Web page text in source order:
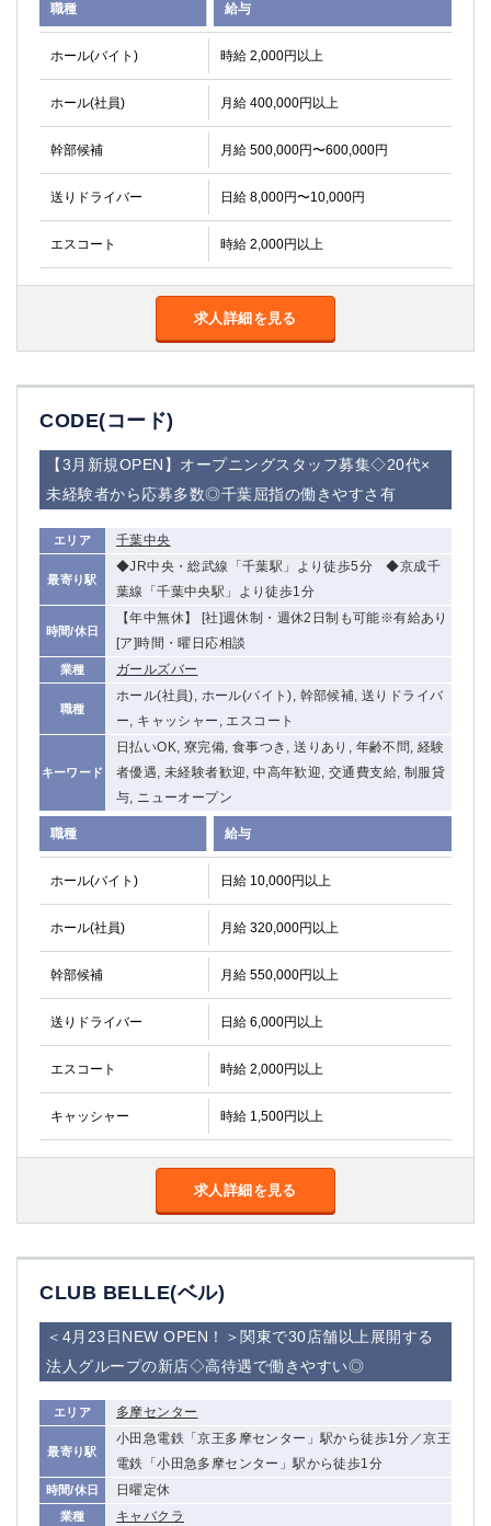
職種 給与
ホール(バイト) 時給 2,000円以上
ホール(社員) 月給 400,000円以上
幹部候補 月給 500,000円〜600,000円
送りドライバー 日給 8,000円〜10,000円
エスコート 時給 2,000円以上
求人詳細を見る
CODE(コード)
【3月新規OPEN】オープニングスタッフ募集◇20代×
未経験者から応募多数◎千葉屈指の働きやすさ有
エリア 千葉中央
最寄り駅
◆JR中央・総武線「千葉駅」より徒歩5分 ◆京成千
葉線「千葉中央駅」より徒歩1分
時間/休日
【年中無休】 [社]週休制・週休2日制も可能※有給あり
[ア]時間・曜日応相談
業種 ガールズバー
職種
ホール(社員), ホール(バイト), 幹部候補, 送りドライバ
ー, キャッシャー, エスコート
キーワード
日払いOK, 寮完備, 食事つき, 送りあり, 年齢不問, 経験
者優遇, 未経験者歓迎, 中高年歓迎, 交通費支給, 制服貸
与, ニューオープン
職種 給与
ホール(バイト) 日給 10,000円以上
ホール(社員) 月給 320,000円以上
幹部候補 月給 550,000円以上
送りドライバー 日給 6,000円以上
エスコート 時給 2,000円以上
キャッシャー 時給 1,500円以上
求人詳細を見る
CLUB BELLE(ベル)
＜4月23日NEW OPEN！＞関東で30店舗以上展開する
法人グループの新店◇高待遇で働きやすい◎
エリア 多摩センター
最寄り駅
小田急電鉄「京王多摩センター」駅から徒歩1分／京王
電鉄「小田急多摩センター」駅から徒歩1分
時間/休日 日曜定休
業種 キャバクラ